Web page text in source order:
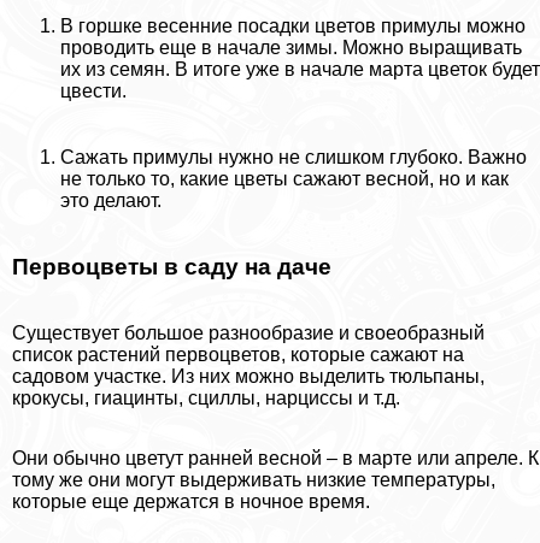
В горшке весенние посадки цветов примулы можно
проводить еще в начале зимы. Можно выращивать
их из семян. В итоге уже в начале марта цветок будет
цвести.
Сажать примулы нужно не слишком глубоко. Важно
не только то, какие цветы сажают весной, но и как
это делают.
Первоцветы в саду на даче
Существует большое разнообразие и своеобразный
список растений первоцветов, которые сажают на
садовом участке. Из них можно выделить тюльпаны,
крокусы, гиацинты, сциллы, нарциссы и т.д.
Они обычно цветут ранней весной – в марте или апреле. К
тому же они могут выдерживать низкие температуры,
которые еще держатся в ночное время.